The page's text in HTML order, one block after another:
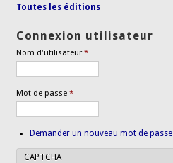
Toutes les éditions
Connexion utilisateur
Nom d'utilisateur*
Mot de passe*
Demander un nouveau mot de passe
CAPTCHA